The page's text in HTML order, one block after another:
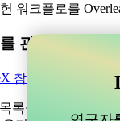
워크플로를
관리할 수 있
참조를 관리할 수
록을 관리하는 데